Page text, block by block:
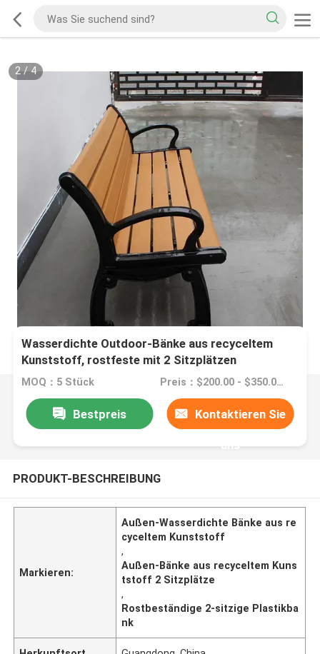
2/ 4
Wasserdichte Outdoor-Bänke aus recyceltem
Kunststoff, rostfeste mit 2 Sitzplätzen
MOQ：5 Stück Preis：$200.00 - $350.00/pieces
Bestpreis Kontaktieren Sie
uns
PRODUKT-BESCHREIBUNG
Markieren:
Außen-Wasserdichte Bänke aus re
cyceltem Kunststoff
,
Außen-Bänke aus recyceltem Kuns
tstoff 2 Sitzplätze
,
Rostbeständige 2-sitzige Plastikba
nk